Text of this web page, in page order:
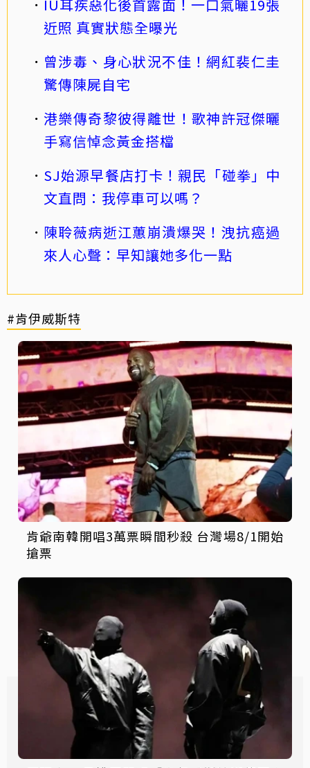
IU耳疾惡化後首露面！一口氣曬19張
近照 真實狀態全曝光
曾涉毒、身心狀況不佳！網紅裴仁圭
驚傳陳屍自宅
港樂傳奇黎彼得離世！歌神許冠傑曬
手寫信悼念黃金搭檔
SJ始源早餐店打卡！親民「碰拳」中
文直問：我停車可以嗎？
陳聆薇病逝江蕙崩潰爆哭！洩抗癌過
來人心聲：早知讓她多化一點
#肯伊威斯特
肯爺南韓開唱3萬票瞬間秒殺 台灣場8/1開始
搶票